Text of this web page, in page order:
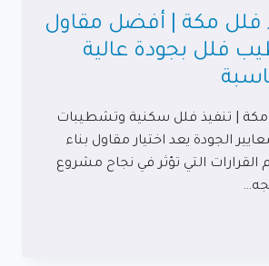
فلل مكة | أفضل مقاول
فلل بجودة عالية
مكة | تنفيذ فلل سكنية وتشطيبات
الجودة يعد اختيار مقاول بناء
التي تؤثر في نجاح مشروع